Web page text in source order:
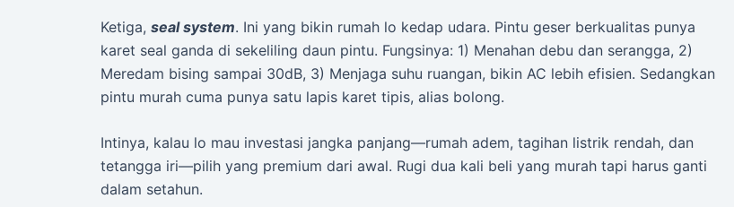
Ketiga, seal system. Ini yang bikin rumah lo kedap udara. Pintu geser berkualitas punya
karet seal ganda di sekeliling daun pintu. Fungsinya: 1) Menahan debu dan serangga, 2)
Meredam bising sampai 30dB, 3) Menjaga suhu ruangan, bikin AC lebih efisien. Sedangkan
pintu murah cuma punya satu lapis karet tipis, alias bolong.
Intinya, kalau lo mau investasi jangka panjang—rumah adem, tagihan listrik rendah, dan
tetangga iri—pilih yang premium dari awal. Rugi dua kali beli yang murah tapi harus ganti
dalam setahun.